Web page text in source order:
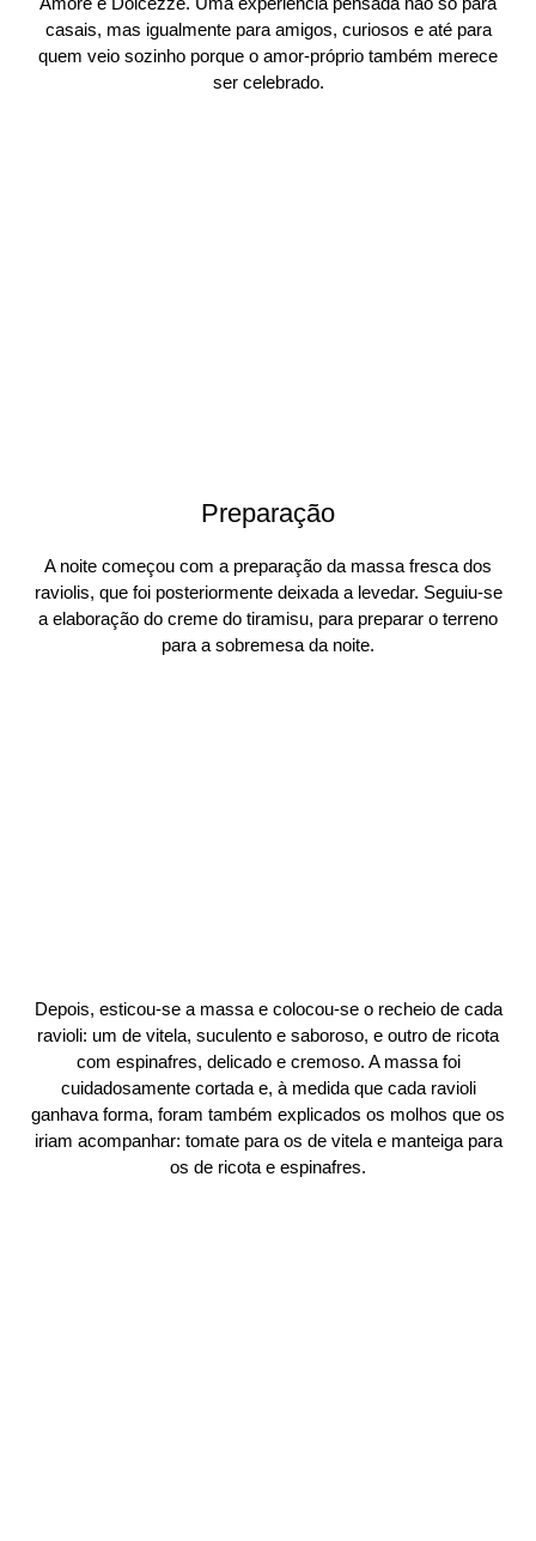
casais, mas igualmente para amigos, curiosos e até para
quem veio sozinho porque o amor-próprio também merece
ser celebrado.
Preparação
A noite começou com a preparação da massa fresca dos
raviolis, que foi posteriormente deixada a levedar. Seguiu-se
a elaboração do creme do tiramisu, para preparar o terreno
para a sobremesa da noite.
Depois, esticou-se a massa e colocou-se o recheio de cada
ravioli: um de vitela, suculento e saboroso, e outro de ricota
com espinafres, delicado e cremoso. A massa foi
cuidadosamente cortada e, à medida que cada ravioli
ganhava forma, foram também explicados os molhos que os
iriam acompanhar: tomate para os de vitela e manteiga para
os de ricota e espinafres.